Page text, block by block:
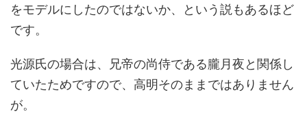
をモデルにしたのではないか、という説もあるほど
です。
光源氏の場合は、兄帝の尚侍である朧月夜と関係し
ていたためですので、高明そのままではありません
が。